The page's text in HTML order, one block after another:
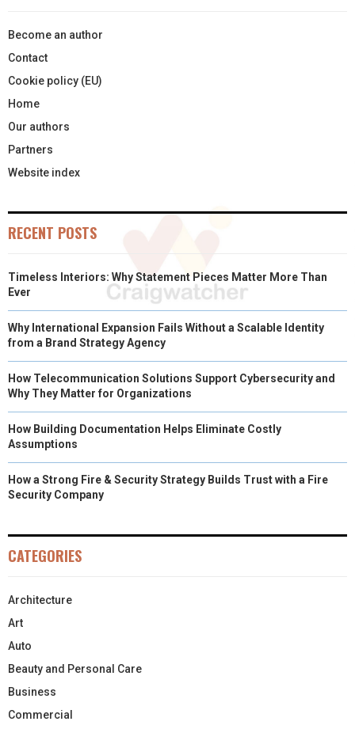
Become an author
Contact
Cookie policy (EU)
Home
Our authors
Partners
Website index
RECENT POSTS
Timeless Interiors: Why Statement Pieces Matter More Than
Ever
Why International Expansion Fails Without a Scalable Identity
from a Brand Strategy Agency
How Telecommunication Solutions Support Cybersecurity and
Why They Matter for Organizations
How Building Documentation Helps Eliminate Costly
Assumptions
How a Strong Fire & Security Strategy Builds Trust with a Fire
Security Company
CATEGORIES
Architecture
Art
Auto
Beauty and Personal Care
Business
Commercial